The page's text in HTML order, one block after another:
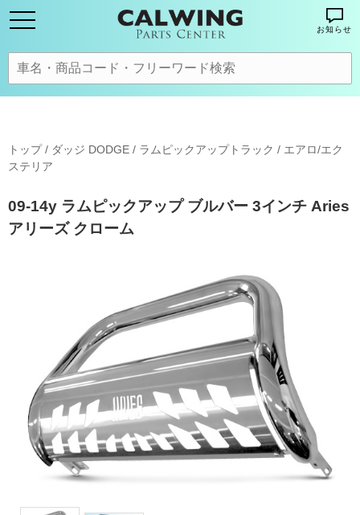
お知らせ
トップ/ ダッジ DODGE / ラムピックアップトラック / エアロ/エク
ステリア
09-14y ラムピックアップ ブルバー 3インチ Aries
アリーズ クローム